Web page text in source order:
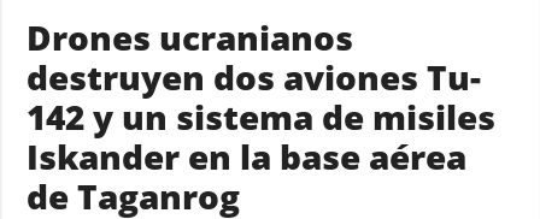
Drones ucranianos
destruyen dos aviones Tu-
142 y un sistema de misiles
Iskander en la base aérea
de Taganrog